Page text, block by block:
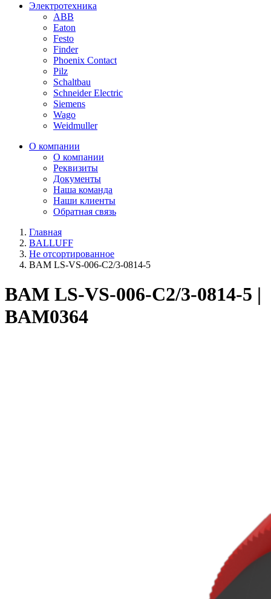
Электротехника
ABB
Eaton
Festo
Finder
Phoenix Contact
Pilz
Schaltbau
Schneider Electric
Siemens
Wago
Weidmuller
О компании
О компании
Реквизиты
Документы
Наша команда
Наши клиенты
Обратная связь
Главная
BALLUFF
Не отсортированное
BAM LS-VS-006-C2/3-0814-5
BAM LS-VS-006-C2/3-0814-5 |
BAM0364